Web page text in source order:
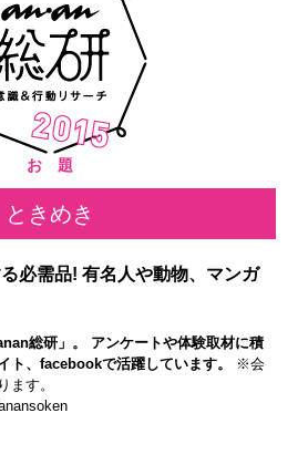
お 題
ときめき
必需品! 有名人や動物、マンガ
総研」。 アンケートや体験取材に積
ト、facebookで活躍しています。
※会
ます。